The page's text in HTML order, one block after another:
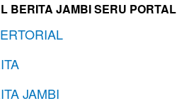
BERITA JAMBI SERU PORTAL
JAMBI